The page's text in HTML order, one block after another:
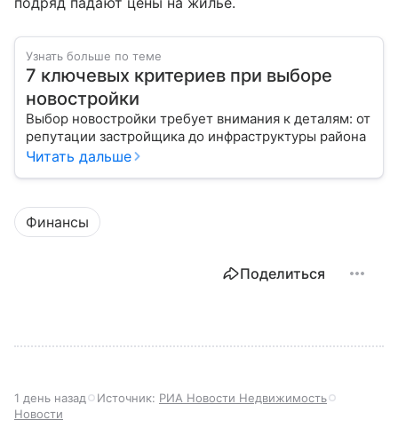
Узнать больше по теме
7 ключевых критериев при выборе
новостройки
Выбор новостройки требует внимания к деталям: от
репутации застройщика до инфраструктуры района
Читать дальше
Финансы
Поделиться
1 день назад Источник: РИА Новости Недвижимость
Новости